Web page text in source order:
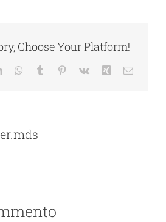
Choose Your Platform!
LinkedInWhatsApp
Tumblr Pinterest
Vk Xing Email